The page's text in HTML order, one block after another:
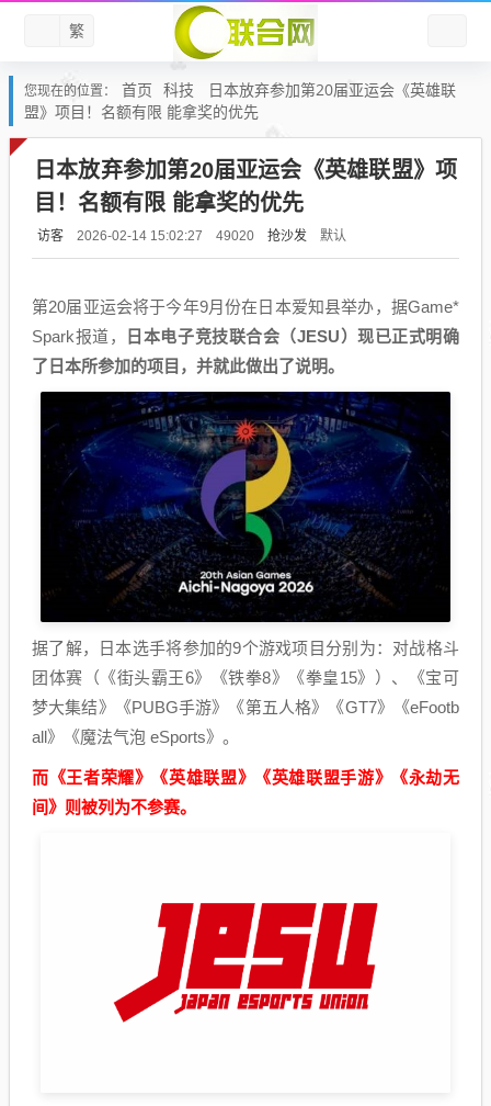
繁
您现在的位置： 首页 科技
日本放弃参加第20届亚运会《英雄联
盟》项目！名额有限 能拿奖的优先
日本放弃参加第20届亚运会《英雄联盟》项
目！名额有限 能拿奖的优先
访客 2026-02-14 15:02:27 49020 抢沙发 默认
第20届亚运会将于今年9月份在日本爱知县举办，据Game*
Spark报道，
日本电子竞技联合会（JESU）现已正式明确
了日本所参加的项目，并就此做出了说明。
据了解，日本选手将参加的9个游戏项目分别为：对战格斗
团体赛（《街头霸王6》《铁拳8》《拳皇15》）、《宝可
梦大集结》《PUBG手游》《第五人格》《GT7》《eFootb
all》《魔法气泡 eSports》。
而《王者荣耀》《英雄联盟》《英雄联盟手游》《永劫无
间》则被列为不参赛。